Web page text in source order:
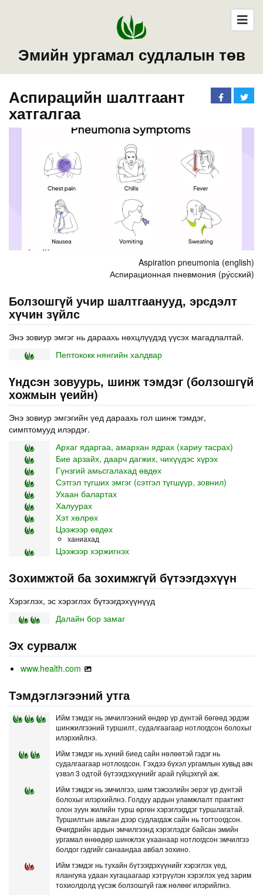
Эмийн ургамал судлалын төв
Аспирацийн шалтгаант
хатгалгаа
Aspiration pneumonia (english)
Аспирационная пневмония (ру́сский)
Болзошгүй учир шалтгаанууд, эрсдэлт
хүчин зүйлс
Энэ зовиур эмгэг нь дараахь нөхцлүүдэд үүсэх магадлалтай.
Пептококк нянгийн халдвар
Үндсэн зовуурь, шинж тэмдэг (болзошгүй
хожмын үеийн)
Энэ зовиур эмгэгийн үед дараахь гол шинж тэмдэг,
симптомууд илэрдэг.
Архаг ядаргаа, амархан ядрах (хариу тасрах)
Бие арзайх, даарч дагжих, чихүүдэс хүрэх
Гүнзгий амьсгалахад өвдөх
Сэтгэл түгших эмгэг (сэтгэл түгшүүр, зовнил)
Ухаан балартах
Халуурах
Хэт хөлрөх
Цээжээр өвдөх
ханиахад
Цээжээр хэржигнэх
Зохимжтой ба зохимжгүй бүтээгдэхүүн
Хэрэглэх, эс хэрэглэх бүтээгдэхүүнүүд
Далайн бор замаг
Эх сурвалж
www.health.com
Тэмдэглэгээний утга
Ийм тэмдэг нь эмчилгээний өндөр үр дүнтэй бөгөөд эрдэм
шинжилгээний туршилт, судалгаагаар нотлогдсон болохыг
илэрхийлнэ.
Ийм тэмдэг нь хүний биед сайн нөлөөтэй гэдэг нь
судалгаагаар нотлогдсон. Гэхдээ бүхэл ургамлын хувьд авч
үзвэл 3 одтой бүтээгдэхүүнийг арай гүйцэхгүй аж.
Ийм тэмдэг нь эмчилгээ, шим тэжээлийн эерэг үр дүнтэй
болохыг илэрхийлнэ. Голдуу ардын уламжлалт практикт
олон зуун жилийн турш өргөн хэрэглэгддэг туршлагатай.
Туршилтын амьтан дээр судлагдаж сайн нь тогтоогдсон.
Өчигдрийн ардын эмчилгээнд хэрэглэдэг байсан эмийн
ургамал өнөөдөр шинжлэх ухаанаар нотлогдсон эмчилгээ
болдог гэдгийг санаандаа авбал зохино.
Ийм тэмдэг нь тухайн бүтээгдэхүүнийг хэрэглэх үед,
ялангуяа удаан хугацаагаар хэтрүүлэн хэрэглэх үед зарим
тохиолдолд үүсэж болзошгүй гаж нөлөөг илэрийлнэ.